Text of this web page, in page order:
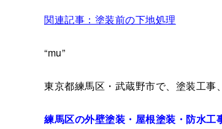
関連記事：塗装前の下地処理
“mu”
東京都練馬区・武蔵野市で、塗装工
練馬区の外壁塗装・屋根塗装・防水工